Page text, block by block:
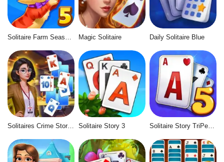
Magic Solitaire Daily Solitaire Blue
Solitaire Story 3 Solitaire Story TriPeaks 5